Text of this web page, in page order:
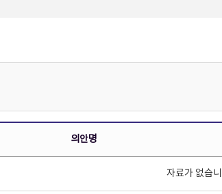
의안명
자료가 없습